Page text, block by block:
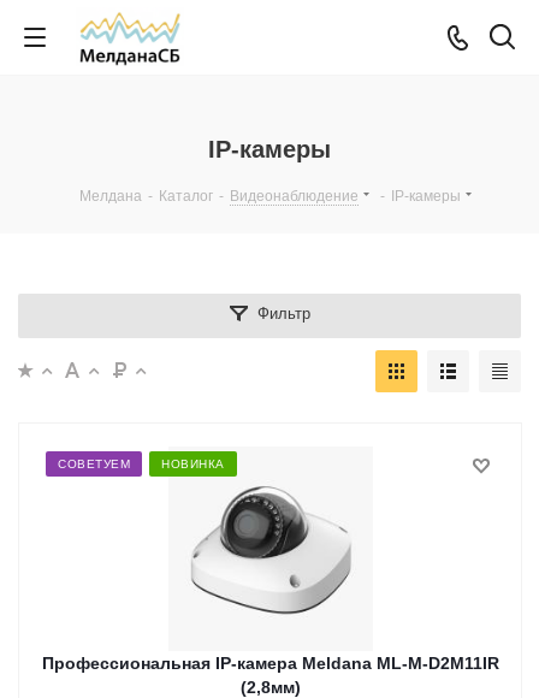
IP-камеры
Мелдана - Каталог - Видеонаблюдение - IP-камеры
Фильтр
СОВЕТУЕМ НОВИНКА
Профессиональная IP-камера Meldana ML-M-D2M11IR
(2,8мм)